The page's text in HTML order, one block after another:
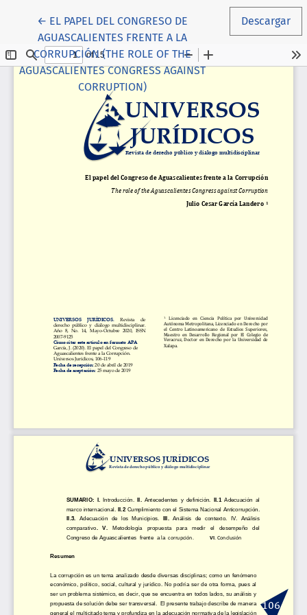
← Volver a los detalles del artículo
EL PAPEL DEL CONGRESO DE
AGUASCALIENTES FRENTE A LA
CORRUPCIÓN (THE ROLE OF THE
AGUASCALIENTES CONGRESS AGAINST
CORRUPTION)
Descargar